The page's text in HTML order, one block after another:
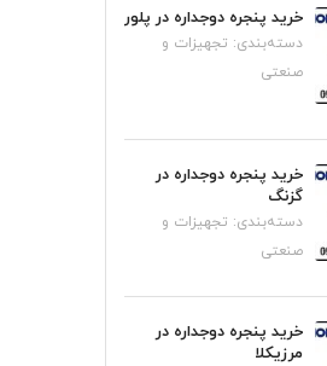
خرید پنجره دوجداره در پلور
دسته‌بندی: تجهیزات و
صنعتی
خرید پنجره دوجداره در
گزنگ
دسته‌بندی: تجهیزات و
صنعتی
خرید پنجره دوجداره در
مرزیکلا